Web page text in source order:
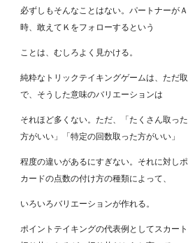
必ずしもそんなことはない。パートナーが
時、敢えてＫをフォローするという
ことは、むしろよく見かける。
純粋なトリックテイキングゲームは、ただ
で、そうした意味のバリエーションは
それほど多くない。ただ、「たくさん取っ
方がいい」「特定の回数取った方がいい」
程度の違いがあるにすぎない。それに対し
カードの点数の付け方の種類によって、
いろいろバリエーションが作れる。
ポイントテイキングの代表例としてスカー